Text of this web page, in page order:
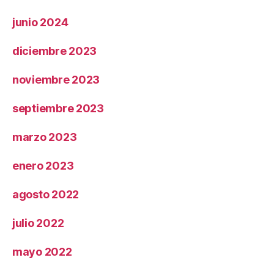
junio 2024
diciembre 2023
noviembre 2023
septiembre 2023
marzo 2023
enero 2023
agosto 2022
julio 2022
mayo 2022